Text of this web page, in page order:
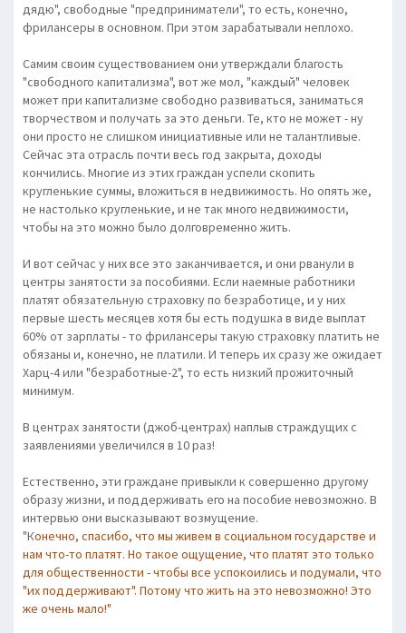
дядю", свободные "предприниматели", то есть, конечно,
фрилансеры в основном. При этом зарабатывали неплохо.
Самим своим существованием они утверждали благость
"свободного капитализма", вот же мол, "каждый" человек
может при капитализме свободно развиваться, заниматься
творчеством и получать за это деньги. Те, кто не может - ну
они просто не слишком инициативные или не талантливые.
Сейчас эта отрасль почти весь год закрыта, доходы
кончились. Многие из этих граждан успели скопить
кругленькие суммы, вложиться в недвижимость. Но опять же,
не настолько кругленькие, и не так много недвижимости,
чтобы на это можно было долговременно жить.
И вот сейчас у них все это заканчивается, и они рванули в
центры занятости за пособиями. Если наемные работники
платят обязательную страховку по безработице, и у них
первые шесть месяцев хотя бы есть подушка в виде выплат
60% от зарплаты - то фрилансеры такую страховку платить не
обязаны и, конечно, не платили. И теперь их сразу же ожидает
Харц-4 или "безработные-2", то есть низкий прожиточный
минимум.
В центрах занятости (джоб-центрах) наплыв страждущих с
заявлениями увеличился в 10 раз!
Естественно, эти граждане привыкли к совершенно другому
образу жизни, и поддерживать его на пособие невозможно. В
интервью они высказывают возмущение.
"Конечно, спасибо, что мы живем в социальном государстве и
нам что-то платят. Но такое ощущение, что платят это только
для общественности - чтобы все успокоились и подумали, что
"их поддерживают". Потому что жить на это невозможно! Это
же очень мало!"